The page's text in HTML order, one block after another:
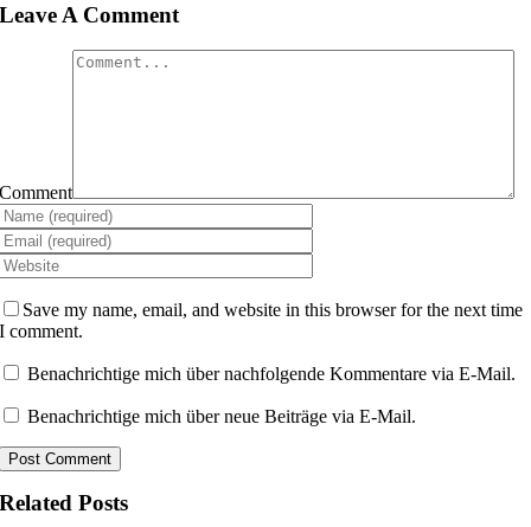
Leave A Comment
Comment
Save my name, email, and website in this browser for the next time
I comment.
Benachrichtige mich über nachfolgende Kommentare via E-Mail.
Benachrichtige mich über neue Beiträge via E-Mail.
Related Posts